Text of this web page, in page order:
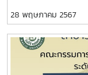
คณะบริหารธุรกิจ มห
ดารชาต์ เทียมเมือง
มหาวิทยาลัยแม่โ
สัตวศาสตร์และเท
28 พฤษภาคม 2567